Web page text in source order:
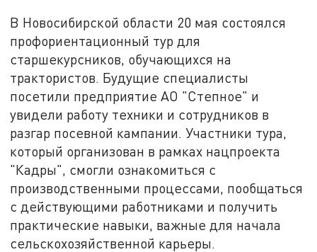
В Новосибирской области 20 мая состоялся
профориентационный тур для
старшекурсников, обучающихся на
трактористов. Будущие специалисты
посетили предприятие АО "Степное" и
увидели работу техники и сотрудников в
разгар посевной кампании. Участники тура,
который организован в рамках нацпроекта
"Кадры", смогли ознакомиться с
производственными процессами, пообщаться
с действующими работниками и получить
практические навыки, важные для начала
сельскохозяйственной карьеры.